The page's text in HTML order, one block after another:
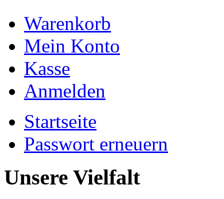
Warenkorb
Mein Konto
Kasse
Anmelden
Startseite
Passwort erneuern
Unsere Vielfalt